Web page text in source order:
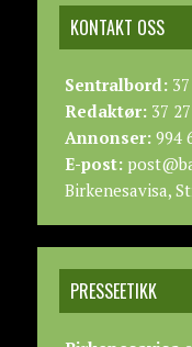
KONTAKT OSS
Sentralbord:37
Redaktør:37
Annonser:994
E-post:
Birkenesavisa,
PRESSEETIKK